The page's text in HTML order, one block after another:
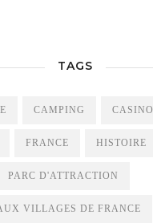
TAGS
CAMPING CASINO
FRANCE HISTOIRE
PARC D'ATTRACTION
VILLAGES DE FRANCE